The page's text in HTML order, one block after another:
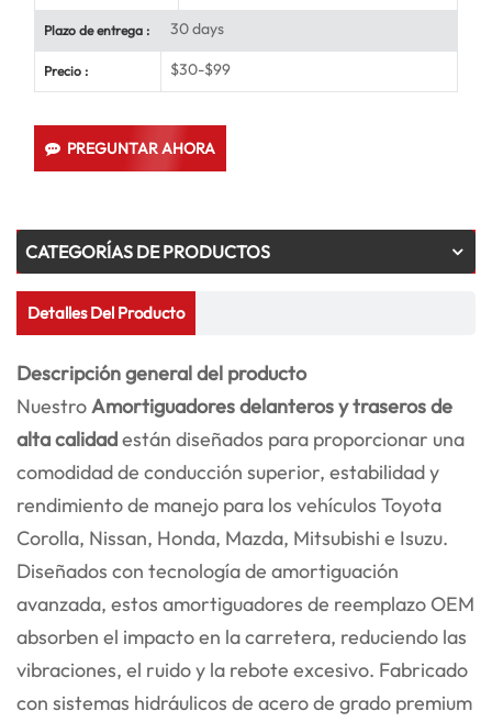
Plazo de entrega : 30 days
Precio : $30-$99
PREGUNTAR AHORA
CATEGORÍAS DE PRODUCTOS
Detalles Del Producto
Descripción general del producto
NuestroAmortiguadores delanteros y traseros de
alta calidadestán diseñados para proporcionar una
comodidad de conducción superior, estabilidad y
rendimiento de manejo para los vehículos Toyota
Corolla, Nissan, Honda, Mazda, Mitsubishi e Isuzu.
Diseñados con tecnología de amortiguación
avanzada, estos amortiguadores de reemplazo OEM
absorben el impacto en la carretera, reduciendo las
vibraciones, el ruido y la rebote excesivo. Fabricado
con sistemas hidráulicos de acero de grado premium